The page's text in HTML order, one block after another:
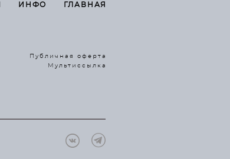
ИНФО ГЛАВНАЯ
Публичная оферта
Мультиссылка